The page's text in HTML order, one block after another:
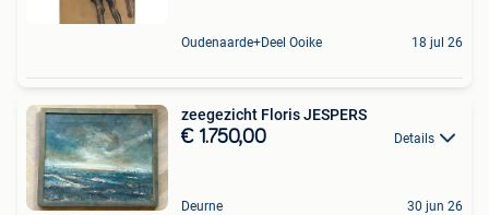
Oudenaarde+Deel Ooike 18 jul 26
zeegezicht Floris JESPERS
€ 1.750,00 Details
Deurne 30 jun 26